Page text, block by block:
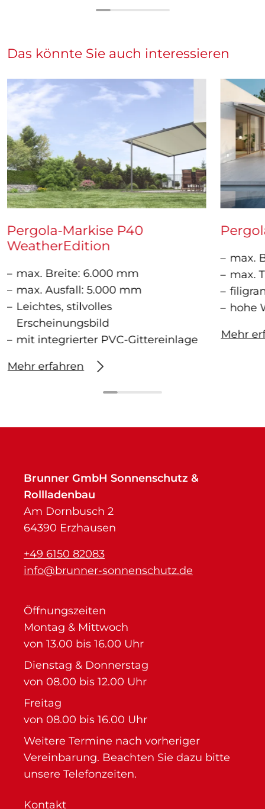
Das könnte Sie auch interessieren
Pergola-Markise P40
WeatherEdition
max. Breite: 6.000 mm
max. Ausfall: 5.000 mm
Leichtes, stilvolles
Erscheinungsbild
mit integrierter PVC-Gittereinlage
Mehr erfahren
max.
max.
hohe
Mehr
Brunner GmbH Sonnenschutz &
Rollladenbau
Am Dornbusch 2
64390 Erzhausen
+49 6150 82083
info@brunner-sonnenschutz.de
Öffnungszeiten
Montag & Mittwoch
von 13.00 bis 16.00 Uhr
Dienstag & Donnerstag
von 08.00 bis 12.00 Uhr
Freitag
von 08.00 bis 16.00 Uhr
Weitere Termine nach vorheriger
Vereinbarung. Beachten Sie dazu bitte
unsere Telefonzeiten.
Kontakt